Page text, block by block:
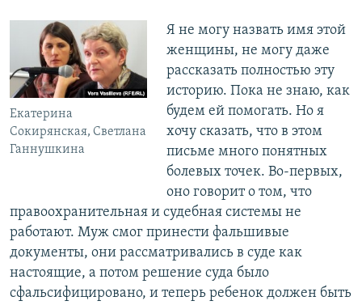
Екатерина
Сокирянская, Светлана
Ганнушкина
Я не могу назвать имя этой
женщины, не могу даже
рассказать полностью эту
историю. Пока не знаю, как
будем ей помогать. Но я
хочу сказать, что в этом
письме много понятных
болевых точек. Во-первых,
оно говорит о том, что
правоохранительная и судебная системы не
работают. Муж смог принести фальшивые
документы, они рассматривались в суде как
настоящие, а потом решение суда было
сфальсифицировано, и теперь ребенок должен быть